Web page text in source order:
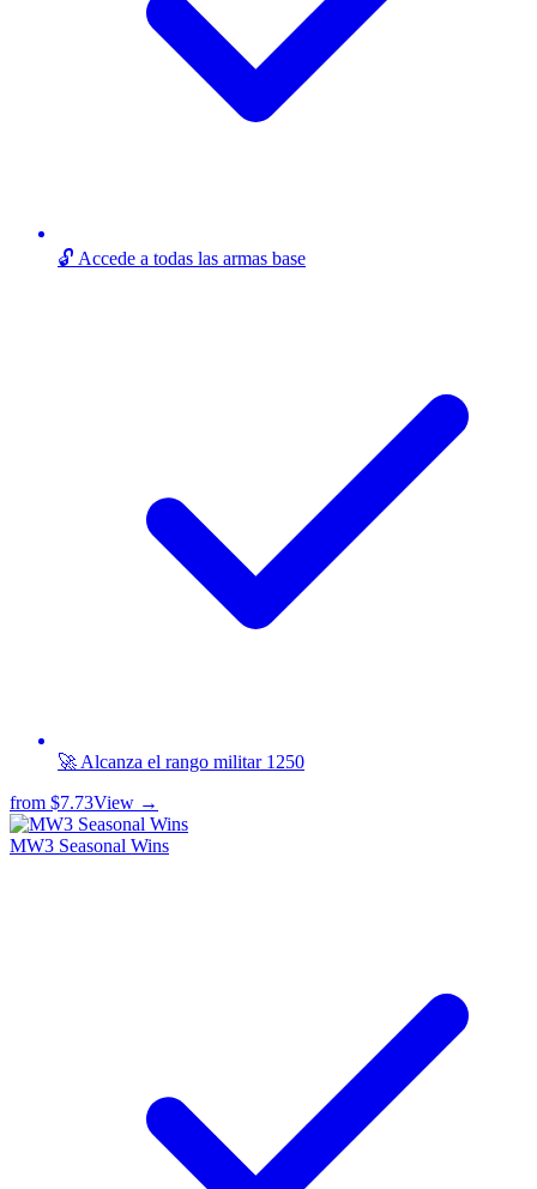
🔓 Accede a todas las armas base
🚀 Alcanza el rango militar 1250
from $7.73View →
MW3 Seasonal Wins